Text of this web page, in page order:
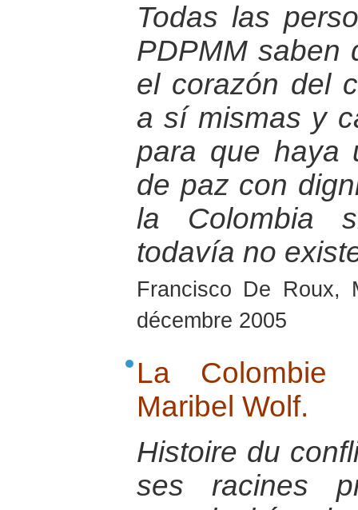
Todas las
PDPMM saben
el corazón del
a sí mismas y
para que haya
de paz con
la Colombia
todavía no
Francisco De Roux,
décembre 2005
La Colombie
Maribel Wolf.
Histoire du
ses racines